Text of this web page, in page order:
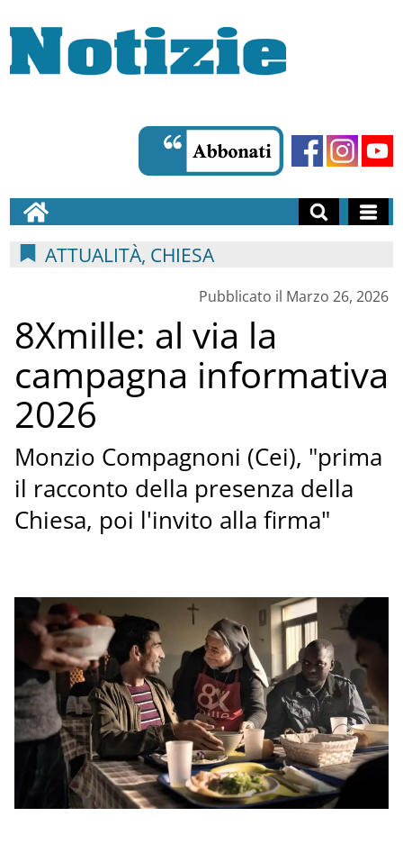
ATTUALITÀ, CHIESA
Pubblicato il Marzo 26, 2026
8Xmille: al via la
campagna informativa
2026
Monzio Compagnoni (Cei), "prima
il racconto della presenza della
Chiesa, poi l'invito alla firma"